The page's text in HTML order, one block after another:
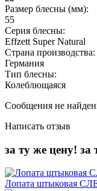
Размер блесны (мм):
55
Серия блесны:
Effzett Super Natural
Страна производства:
Германия
Тип блесны:
Колеблющаяся
Сообщения не
Написать отзыв
за ту же цену! за
Лопата штыковая